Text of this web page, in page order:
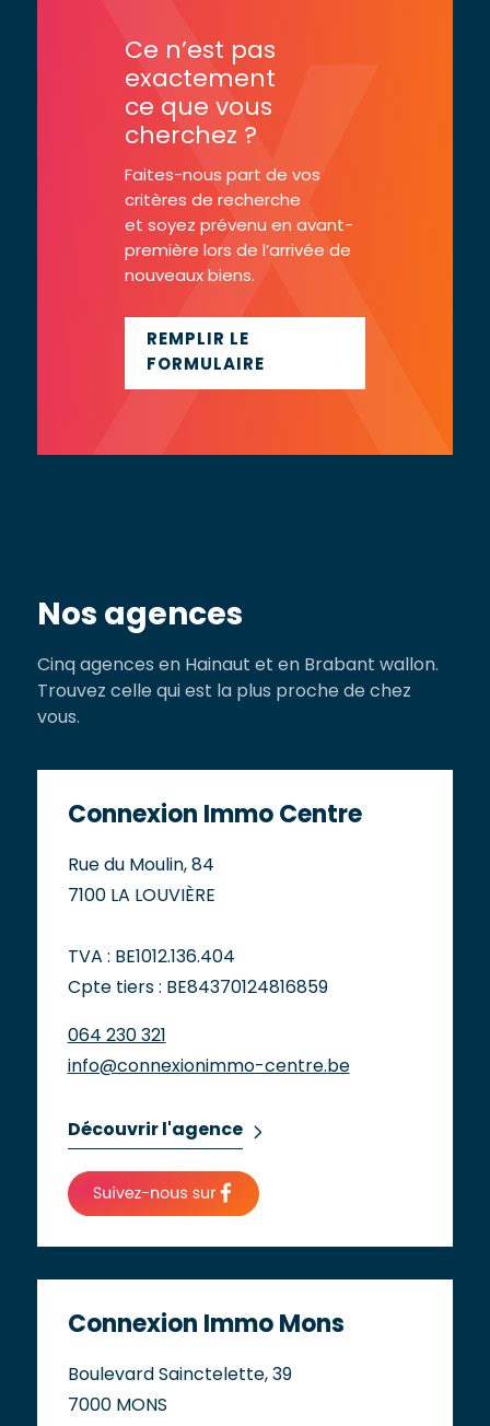
Ce n’est pas
exactement
ce que vous
cherchez ?
Faites-nous part de vos
critères de recherche
et soyez prévenu en avant-
première lors de l’arrivée de
nouveaux biens.
REMPLIR LE
FORMULAIRE
Nos agences
Cinq agences en Hainaut et en Brabant wallon.
Trouvez celle qui est la plus proche de chez
vous.
Connexion Immo Centre
Rue du Moulin, 84
7100 LA LOUVIÈRE
TVA : BE1012.136.404
Cpte tiers : BE84370124816859
064 230 321
info@connexionimmo-centre.be
Découvrir l'agence
Connexion Immo Mons
Boulevard Sainctelette, 39
7000 MONS